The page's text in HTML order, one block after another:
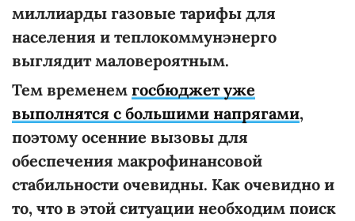
миллиарды газовые тарифы для
населения и теплокоммунэнерго
выглядит маловероятным.
Тем временем госбюджет уже
выполнятся с большими напрягами,
поэтому осенние вызовы для
обеспечения макрофинансовой
стабильности очевидны. Как очевидно и
то, что в этой ситуации необходим поиск